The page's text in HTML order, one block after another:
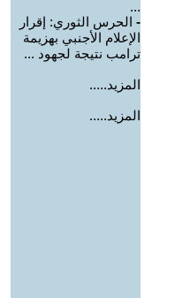
...
- الحرس الثوري: إقرار
الإعلام الأجنبي بهزيمة
ترامب نتيجة لجهود ...
المزيد.....
المزيد.....